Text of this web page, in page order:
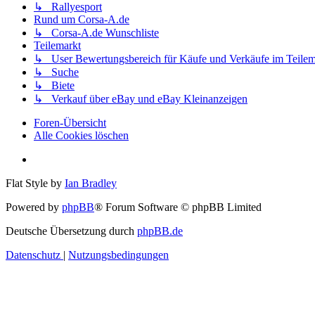
↳ Rallyesport
Rund um Corsa-A.de
↳ Corsa-A.de Wunschliste
Teilemarkt
↳ User Bewertungsbereich für Käufe und Verkäufe im
↳ Suche
↳ Biete
↳ Verkauf über eBay und eBay Kleinanzeigen
Foren-Übersicht
Alle Cookies löschen
Flat Style by Ian Bradley
Powered by phpBB® Forum Software © phpBB Limited
Deutsche Übersetzung durch phpBB.de
Datenschutz | Nutzungsbedingungen